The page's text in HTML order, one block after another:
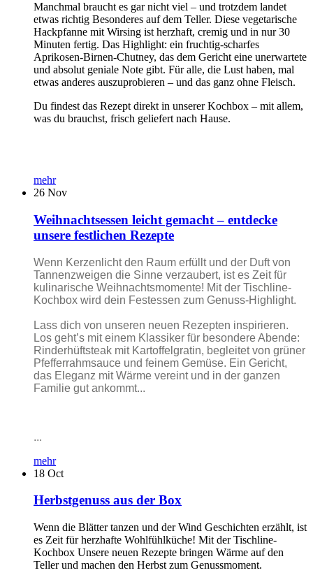
Manchmal braucht es gar nicht viel – und trotzdem landet
etwas richtig Besonderes auf dem Teller. Diese vegetarische
Hackpfanne mit Wirsing ist herzhaft, cremig und in nur 30
Minuten fertig. Das Highlight: ein fruchtig-scharfes
Aprikosen-Birnen-Chutney, das dem Gericht eine unerwartete
und absolut geniale Note gibt. Für alle, die Lust haben, mal
etwas anderes auszuprobieren – und das ganz ohne Fleisch.
Du findest das Rezept direkt in unserer Kochbox – mit allem,
was du brauchst, frisch geliefert nach Hause.
mehr
26 Nov
Weihnachtsessen leicht gemacht – entdecke
unsere festlichen Rezepte
Wenn Kerzenlicht den Raum erfüllt und der Duft von
Tannenzweigen die Sinne verzaubert, ist es Zeit für
kulinarische Weihnachtsmomente! Mit der Tischline-
Kochbox wird dein Festessen zum Genuss-Highlight.
Lass dich von unseren neuen Rezepten inspirieren.
Los geht’s mit einem Klassiker für besondere Abende:
Rinderhüftsteak mit Kartoffelgratin, begleitet von grüner
Pfefferrahmsauce und feinem Gemüse. Ein Gericht,
das Eleganz mit Wärme vereint und in der ganzen
Familie gut ankommt...
...
mehr
18 Oct
Herbstgenuss aus der Box
Wenn die Blätter tanzen und der Wind Geschichten erzählt, ist
es Zeit für herzhafte Wohlfühlküche! Mit der Tischline-
Kochbox Unsere neuen Rezepte bringen Wärme auf den
Teller und machen den Herbst zum Genussmoment.